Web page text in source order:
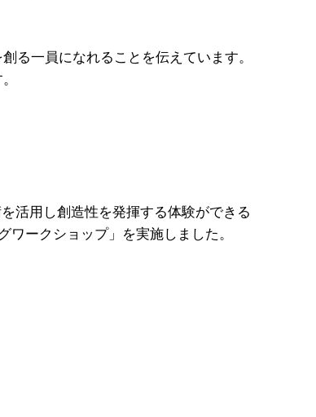
る一員になれることを伝えています。
活用し創造性を発揮する体験ができる
ークショップ」を実施しました。